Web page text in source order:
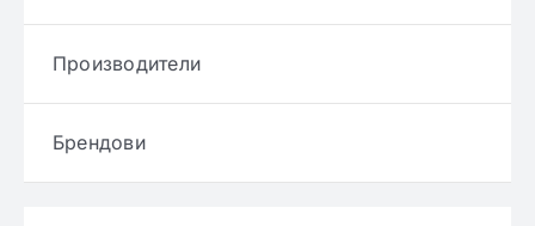
Производители
Брендови